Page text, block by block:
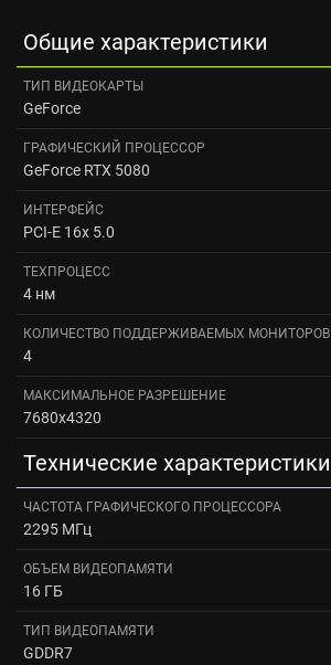
Общие характеристики
ТИП ВИДЕОКАРТЫ
GeForce
ГРАФИЧЕСКИЙ ПРОЦЕССОР
GeForce RTX 5080
ИНТЕРФЕЙС
PCI-E 16x 5.0
ТЕХПРОЦЕСС
4 нм
КОЛИЧЕСТВО ПОДДЕРЖИВАЕМЫХ МОНИТОРОВ
4
МАКСИМАЛЬНОЕ РАЗРЕШЕНИЕ
7680x4320
Технические характеристики
ЧАСТОТА ГРАФИЧЕСКОГО ПРОЦЕССОРА
2295 МГц
ОБЪЕМ ВИДЕОПАМЯТИ
16 ГБ
ТИП ВИДЕОПАМЯТИ
GDDR7